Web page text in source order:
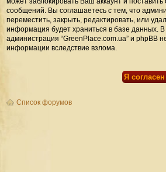
сообщений. Вы соглашаетесь с тем, что
переместить, закрыть, редактировать, или
информация будет храниться в базе данных.
администрация “GreenPlace.com.ua” и phpBB
информации вследствие взлома.
Список форумов